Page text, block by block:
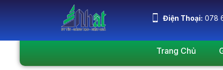
Điện Thoại: 078
Trang Chủ